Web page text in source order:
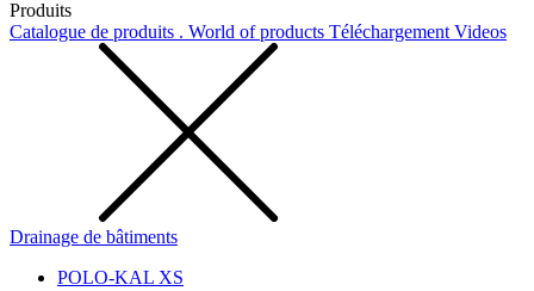
Produits
Catalogue de produits . World of products Téléchargement Videos
Drainage de bâtiments
POLO-KAL XS